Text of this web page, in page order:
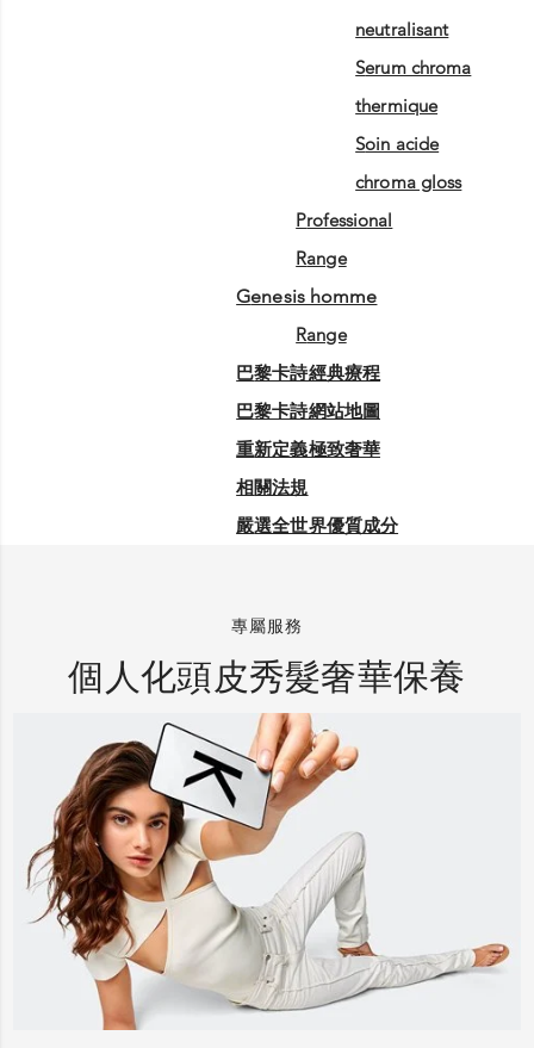
neutralisant
serum chroma
thermique
soin acide
chroma gloss
professional
range
genesis homme
range
巴黎卡詩經典療程
巴黎卡詩網站地圖
重新定義極致奢華
相關法規
嚴選全世界優質成分
專屬服務
個人化頭皮秀髮奢華保養